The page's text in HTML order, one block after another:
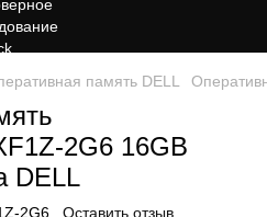
память DELL
2G6 16GB
DELL
2G6 Оставить отзыв